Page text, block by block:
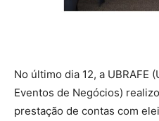
No último dia 12, a UBRAFE
Eventos de Negócios)
prestação de contas com